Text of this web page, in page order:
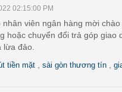
02:15:00 PM
nhân viên ngân hàng mời
hoặc chuyển đổi trả góp giao
lừa đảo.
tiền mặt sài gòn thương tín